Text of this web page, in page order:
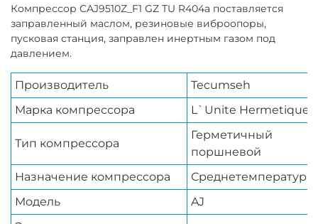
Компрессор CAJ9510Z_F1 GZ TU R404a поставляется
заправленный маслом, резиновые виброопоры,
пусковая станция, заправлен инертным газом под
давлением.
Производитель
Tecumseh
Марка компрессора
L`Unite Hermetique
Тип компрессора
Герметичный
поршневой
Назначение компрессора
Модель
AJ